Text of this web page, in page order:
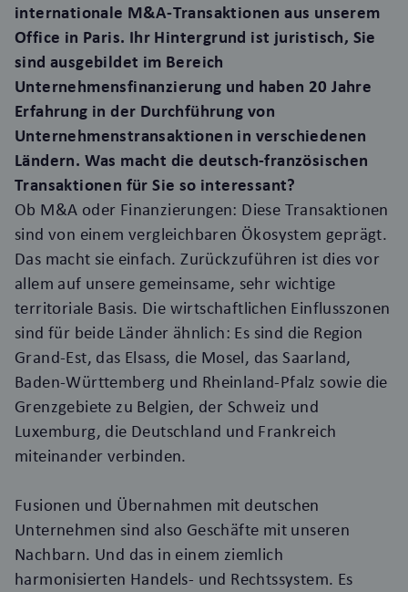
internationale M&A-Transaktionen aus unserem
Office in Paris. Ihr Hintergrund ist juristisch, Sie
sind ausgebildet im Bereich
Unternehmensfinanzierung und haben 20 Jahre
Erfahrung in der Durchführung von
Unternehmenstransaktionen in verschiedenen
Ländern. Was macht die deutsch-französischen
Transaktionen für Sie so interessant?
Ob M&A oder Finanzierungen: Diese Transaktionen
sind von einem vergleichbaren Ökosystem geprägt.
Das macht sie einfach. Zurückzuführen ist dies vor
allem auf unsere gemeinsame, sehr wichtige
territoriale Basis. Die wirtschaftlichen Einflusszonen
sind für beide Länder ähnlich: Es sind die Region
Grand-Est, das Elsass, die Mosel, das Saarland,
Baden-Württemberg und Rheinland-Pfalz sowie die
Grenzgebiete zu Belgien, der Schweiz und
Luxemburg, die Deutschland und Frankreich
miteinander verbinden.
Fusionen und Übernahmen mit deutschen
Unternehmen sind also Geschäfte mit unseren
Nachbarn. Und das in einem ziemlich
harmonisierten Handels- und Rechtssystem. Es